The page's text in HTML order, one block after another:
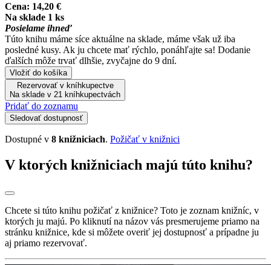
Cena: 14,20 €
Na sklade 1 ks
Posielame ihneď
Túto knihu máme síce aktuálne na sklade, máme však už iba
posledné kusy. Ak ju chcete mať rýchlo, ponáhľajte sa! Dodanie
ďalších môže trvať dlhšie, zvyčajne do 9 dní.
Vložiť do košíka
Rezervovať v kníhkupectve
Na sklade v 21 kníhkupectvách
Pridať do zoznamu
Sledovať dostupnosť
Dostupné v 8 knižniciach. Požičať v knižnici
V ktorých knižniciach majú túto knihu?
Chcete si túto knihu požičať z knižnice? Toto je zoznam knižníc, v
ktorých ju majú. Po kliknutí na názov vás presmerujeme priamo na
stránku knižnice, kde si môžete overiť jej dostupnosť a prípadne ju
aj priamo rezervovať.